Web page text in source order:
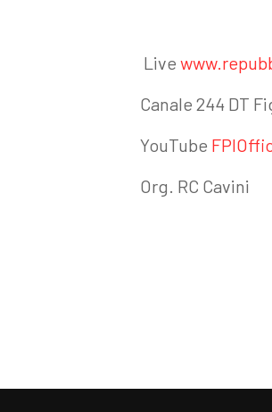
Live
Canale 244 DT
YouTube
Org. RC Cavini